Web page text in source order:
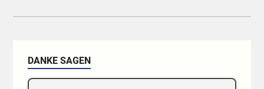
DANKE SAGEN